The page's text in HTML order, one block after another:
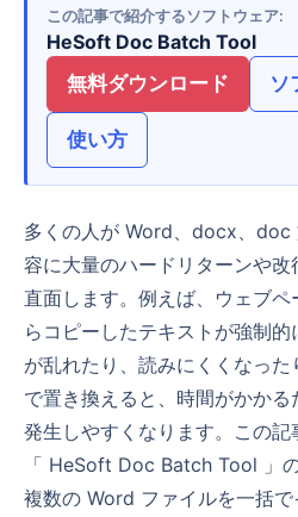
この記事で紹介するソフトウェア
HeSoft Doc Batch Tool
無料ダウンロード
ソ
使い方
多くの人が Word、docx、doc 文書を整理する際に、内
容に大量のハードリターンや
直面します。例えば、ウェブ
らコピーしたテキストが強制的
が乱れたり、読みにくくなっ
で置き換えると、時間がかか
発生しやすくなります。この記
「 HeSoft Doc Batch Tool 」
複数の Word ファイルを一括